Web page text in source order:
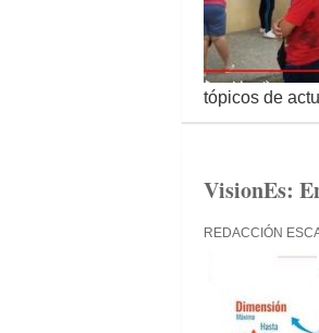
tópicos de
VisionEs:
REDACCIÓN